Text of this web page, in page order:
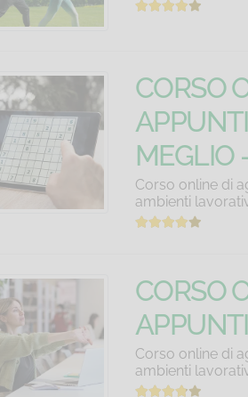
CORSO
MEGLIO
Corso online di
ambienti
CORSO
Corso online di
ambienti